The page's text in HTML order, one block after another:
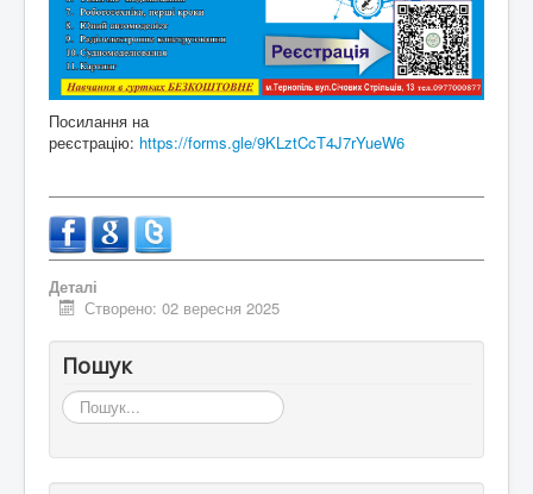
Посилання на
реєстрацію: https://forms.gle/9KLztCcT4J7rYueW6
Деталі
Створено: 02 вересня 2025
Пошук
Пошук...